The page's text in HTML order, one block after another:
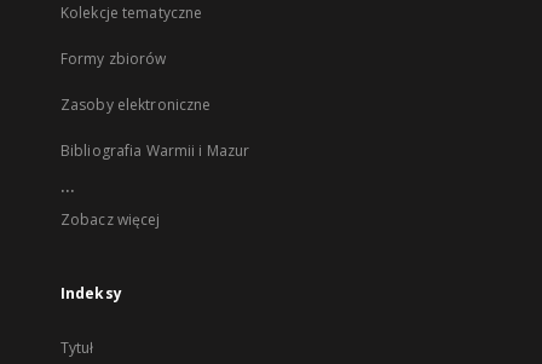
Kolekcje tematyczne
Formy zbiorów
Zasoby elektroniczne
Bibliografia Warmii i Mazur
...
Zobacz więcej
Indeksy
Tytuł